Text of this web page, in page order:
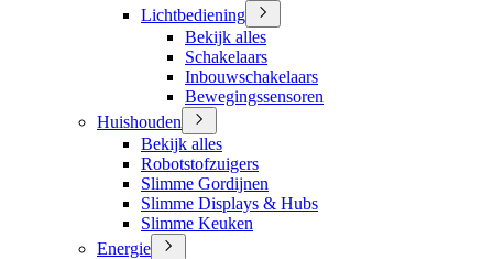
Lichtbediening
Bekijk alles
Schakelaars
Inbouwschakelaars
Bewegingssensoren
Huishouden
Bekijk alles
Robotstofzuigers
Slimme Gordijnen
Slimme Displays & Hubs
Slimme Keuken
Energie